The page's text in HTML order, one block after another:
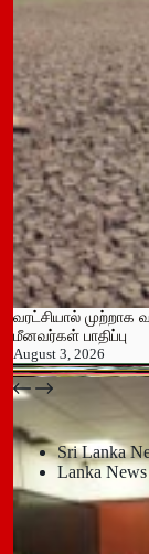
வரட்சியால்
மீனவர்கள் பாதிப்பு
August 3, 2026
பதுளை மாநகர
July 14, 2026
Sri Lanka
Lanka